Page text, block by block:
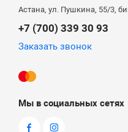
Астана, ул. Пушкина, 55/3,
+7 (700) 339 30 93
Заказать звонок
Мы в социальных сетях